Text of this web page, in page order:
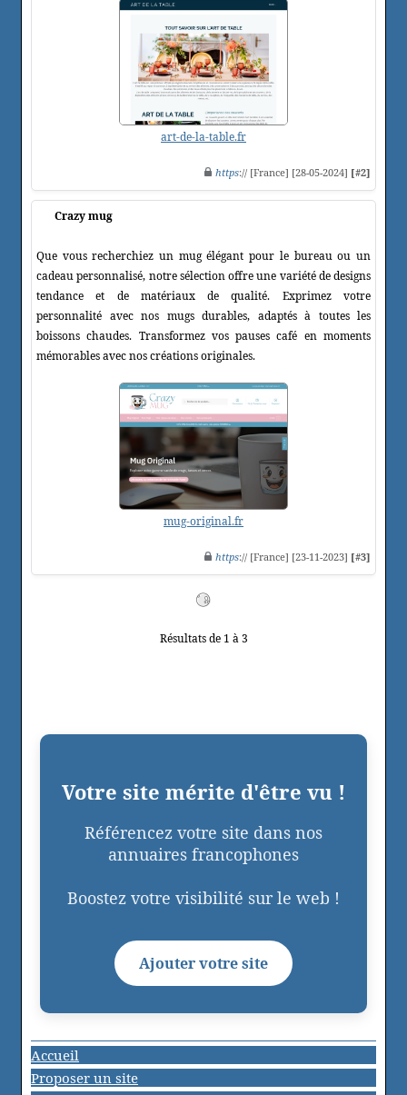
art-de-la-table.fr
https:// [France] [28-05-2024] [#2]
Crazy mug
Que vous recherchiez un mug élégant pour le bureau ou un
cadeau personnalisé, notre sélection offre une variété de designs
tendance et de matériaux de qualité. Exprimez votre
personnalité avec nos mugs durables, adaptés à toutes les
boissons chaudes. Transformez vos pauses café en moments
mémorables avec nos créations originales.
mug-original.fr
https:// [France] [23-11-2023] [#3]
Résultats de 1 à 3
Votre site mérite d'être vu !
Référencez votre site dans nos
annuaires francophones
Boostez votre visibilité sur le web !
Ajouter votre site
Accueil
Proposer un site